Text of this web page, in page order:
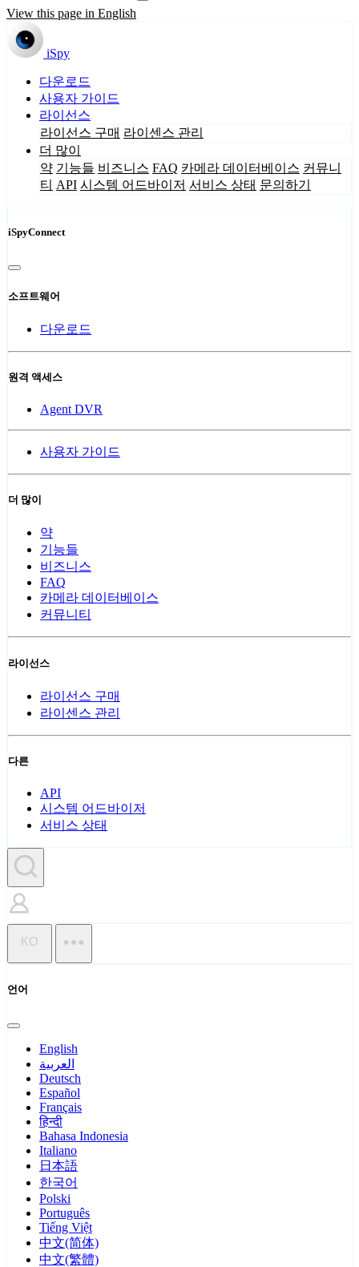
View this page in English
iSpy
다운로드
사용자 가이드
라이선스
라이선스 구매 라이센스 관리
더 많이
약 기능들 비즈니스 FAQ 카메라 데이터베이스 커뮤니
티 API 시스템 어드바이저 서비스 상태 문의하기
iSpyConnect
소프트웨어
다운로드
원격 액세스
Agent DVR
사용자 가이드
더 많이
약
기능들
비즈니스
FAQ
카메라 데이터베이스
커뮤니티
라이선스
라이선스 구매
라이센스 관리
다른
API
시스템 어드바이저
서비스 상태
KO
언어
English
العربية
Deutsch
Español
Français
हिन्दी
Bahasa Indonesia
Italiano
日本語
한국어
Polski
Português
Tiếng Việt
中文(简体)
中文(繁體)